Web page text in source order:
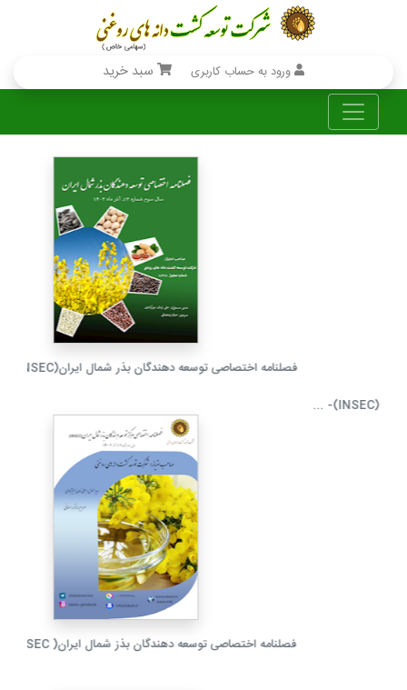
ورود به حساب کاربری سبد خرید
فصلنامه اختصاصی مرکز توسعه دهندگان بذر شمال ایران (INSEC)- ...